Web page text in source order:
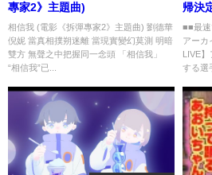
專家2》主題曲)
相信我 (電影《拆彈專家2》主題曲) 劉德華
倪妮 當真相撲朔迷離 當現實變幻莫測 明暗
雙方 無聲之中把握同一念頭 「相信我」
“相信我”已...
帰決
のラ
変貌
せ女
【
■■最速
アーカ
LIVE
する選